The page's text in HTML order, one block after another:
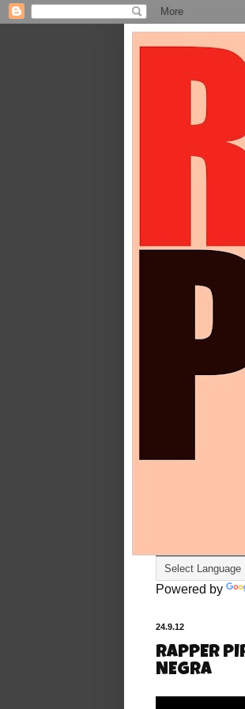
Powered by
24.9.12
RAPPER
NEGRA